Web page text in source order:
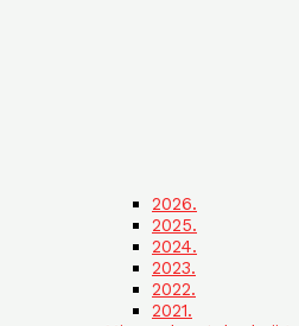
2026.
2025.
2024.
2023.
2022.
2021.